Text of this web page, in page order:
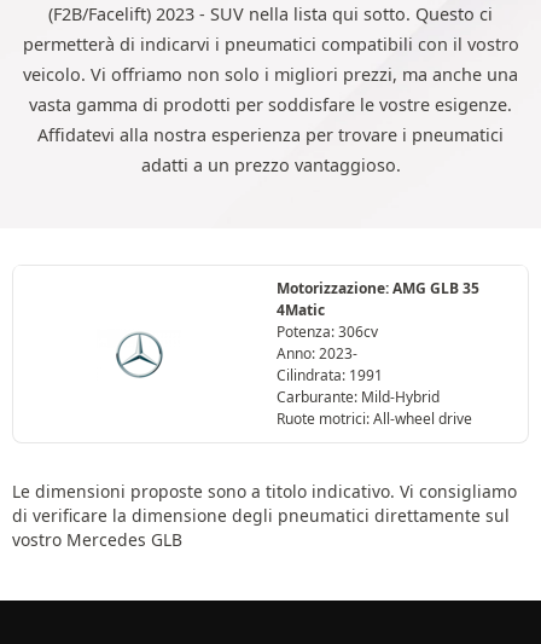
(F2B/Facelift) 2023 - SUV nella lista qui sotto. Questo ci
permetterà di indicarvi i pneumatici compatibili con il vostro
veicolo. Vi offriamo non solo i migliori prezzi, ma anche una
vasta gamma di prodotti per soddisfare le vostre esigenze.
Affidatevi alla nostra esperienza per trovare i pneumatici
adatti a un prezzo vantaggioso.
Motorizzazione: AMG GLB 35
4Matic
Potenza: 306cv
Anno: 2023-
Cilindrata: 1991
Carburante: Mild-Hybrid
Ruote motrici: All-wheel drive
Le dimensioni proposte sono a titolo indicativo. Vi consigliamo
di verificare la dimensione degli pneumatici direttamente sul
vostro Mercedes GLB